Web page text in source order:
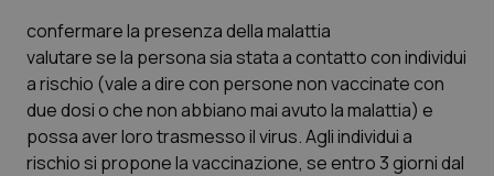
confermare la presenza della malattia
valutare se la persona sia stata a contatto con individui
a rischio (vale a dire con persone non vaccinate con
due dosi o che non abbiano mai avuto la malattia) e
possa aver loro trasmesso il virus. Agli individui a
rischio si propone la vaccinazione, se entro 3 giorni dal